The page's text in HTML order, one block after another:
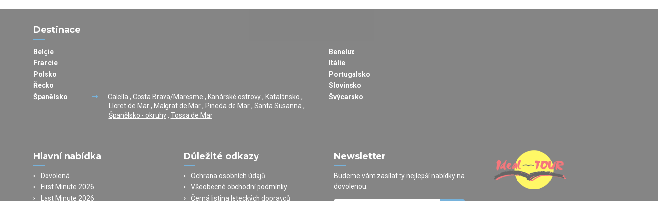
Destinace
Belgie
Benelux
Francie
Itálie
Polsko
Portugalsko
Řecko
Slovinsko
Španělsko
Calella , Costa Brava/Maresme , Kanárské ostrovy, Katalánsko ,
Lloret de Mar, Malgrat de Mar, Pineda de Mar, Santa Susanna ,
Španělsko - okruhy, Tossa de Mar
Švýcarsko
Hlavní nabídka
Dovolená
First Minute 2026
Last Minute 2026
Důležité odkazy
Ochrana osobních údajů
Všeobecné obchodní podmínky
Černá listina leteckých dopravců
Newsletter
Budeme vám zasílat ty nejlepší nabídky na
dovolenou.